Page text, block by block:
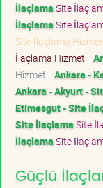
İlaçlamaSite
İlaçlamaSite
Site İlaçlama
İlaçlama Hizmeti
Hizmeti Ankara -
Ankara - Akyurt -
Etimesgut - Site
Site İlaçlamaSite
İlaçlamaSite
Güçlü